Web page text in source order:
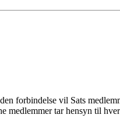
forbindelse vil Sats
medlemmer tar hensyn til